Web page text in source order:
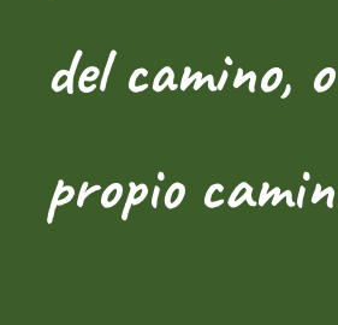
del camino,
propio